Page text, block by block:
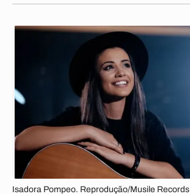
Isadora Pompeo. Reprodução/Musile Records